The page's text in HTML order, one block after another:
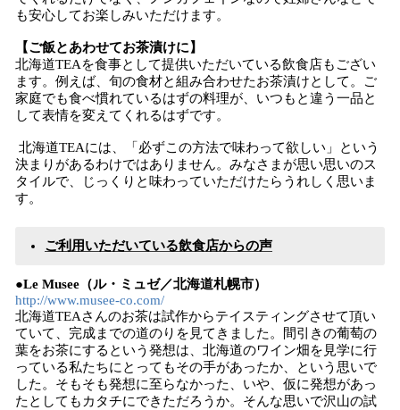
も安心してお楽しみいただけます。
【ご飯とあわせてお茶漬けに】
北海道TEAを食事として提供いただいている飲食店もござい
ます。例えば、旬の食材と組み合わせたお茶漬けとして。ご
家庭でも食べ慣れているはずの料理が、いつもと違う一品と
して表情を変えてくれるはずです。
北海道TEAには、「必ずこの方法で味わって欲しい」という
決まりがあるわけではありません。みなさまが思い思いのス
タイルで、じっくりと味わっていただけたらうれしく思いま
す。
ご利用いただいている飲食店からの声
●Le Musee（ル・ミュゼ／北海道札幌市）
http://www.musee-co.com/
北海道TEAさんのお茶は試作からテイスティングさせて頂い
ていて、完成までの道のりを見てきました。間引きの葡萄の
葉をお茶にするという発想は、北海道のワイン畑を見学に行
っている私たちにとってもその手があったか、という思いで
した。そもそも発想に至らなかった、いや、仮に発想があっ
たとしてもカタチにできただろうか。そんな思いで沢山の試